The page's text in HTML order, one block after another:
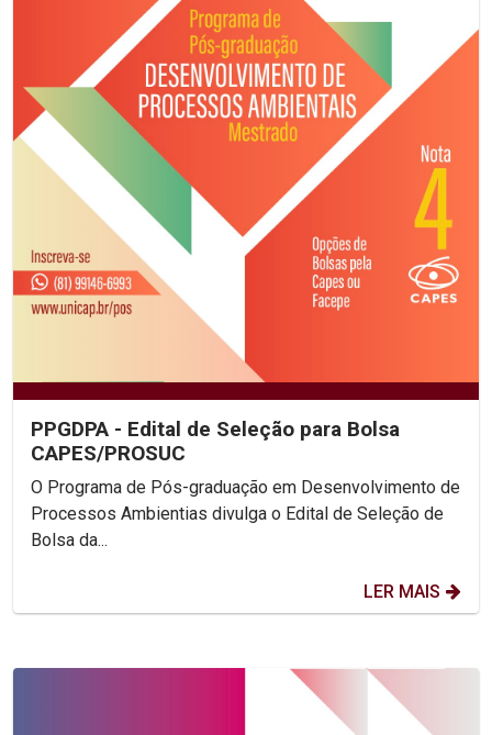
PPGDPA - Edital de Seleção para Bolsa
CAPES/PROSUC
O Programa de Pós-graduação em Desenvolvimento de
Processos Ambientias divulga o Edital de Seleção de
Bolsa da...
LER MAIS